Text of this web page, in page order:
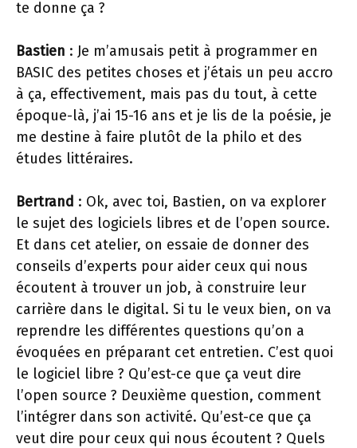
te donne ça ?
Bastien : Je m’amusais petit à programmer en
BASIC des petites choses et j’étais un peu accro
à ça, effectivement, mais pas du tout, à cette
époque-là, j’ai 15-16 ans et je lis de la poésie, je
me destine à faire plutôt de la philo et des
études littéraires.
Bertrand : Ok, avec toi, Bastien, on va explorer
le sujet des logiciels libres et de l’open source.
Et dans cet atelier, on essaie de donner des
conseils d’experts pour aider ceux qui nous
écoutent à trouver un job, à construire leur
carrière dans le digital. Si tu le veux bien, on va
reprendre les différentes questions qu’on a
évoquées en préparant cet entretien. C’est quoi
le logiciel libre ? Qu’est-ce que ça veut dire
l’open source ? Deuxième question, comment
l’intégrer dans son activité. Qu’est-ce que ça
veut dire pour ceux qui nous écoutent ? Quels